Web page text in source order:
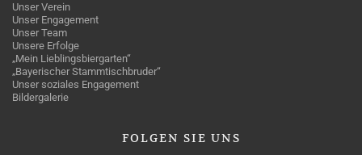
Unser Verein
Unser Engagement
Unser Team
Unsere Erfolge
„Mein Lieblingsbiergarten“
„Bayerischer Stammtischbruder“
Unser soziales Engagement
Bildergalerie
FOLGEN SIE UNS